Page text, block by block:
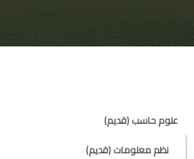
علوم حاسب (قديم)
نظم معلومات (قديم)